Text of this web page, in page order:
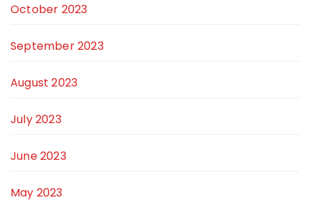
October 2023
September 2023
August 2023
July 2023
June 2023
May 2023